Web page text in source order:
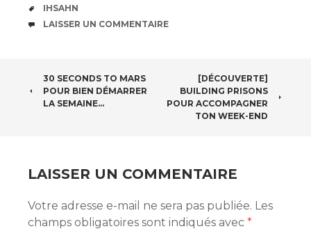
ÉTIQUETTES
IHSAHN
COMMENTAIRES
LAISSER UN COMMENTAIRE
NAVIGATION
DES
30 SECONDS TO MARS
POUR BIEN DÉMARRER
LA SEMAINE…
[DÉCOUVERTE]
BUILDING PRISONS
POUR ACCOMPAGNER
TON WEEK-END
LAISSER UN COMMENTAIRE
Votre adresse e-mail ne sera pas publiée. Les
champs obligatoires sont indiqués avec *